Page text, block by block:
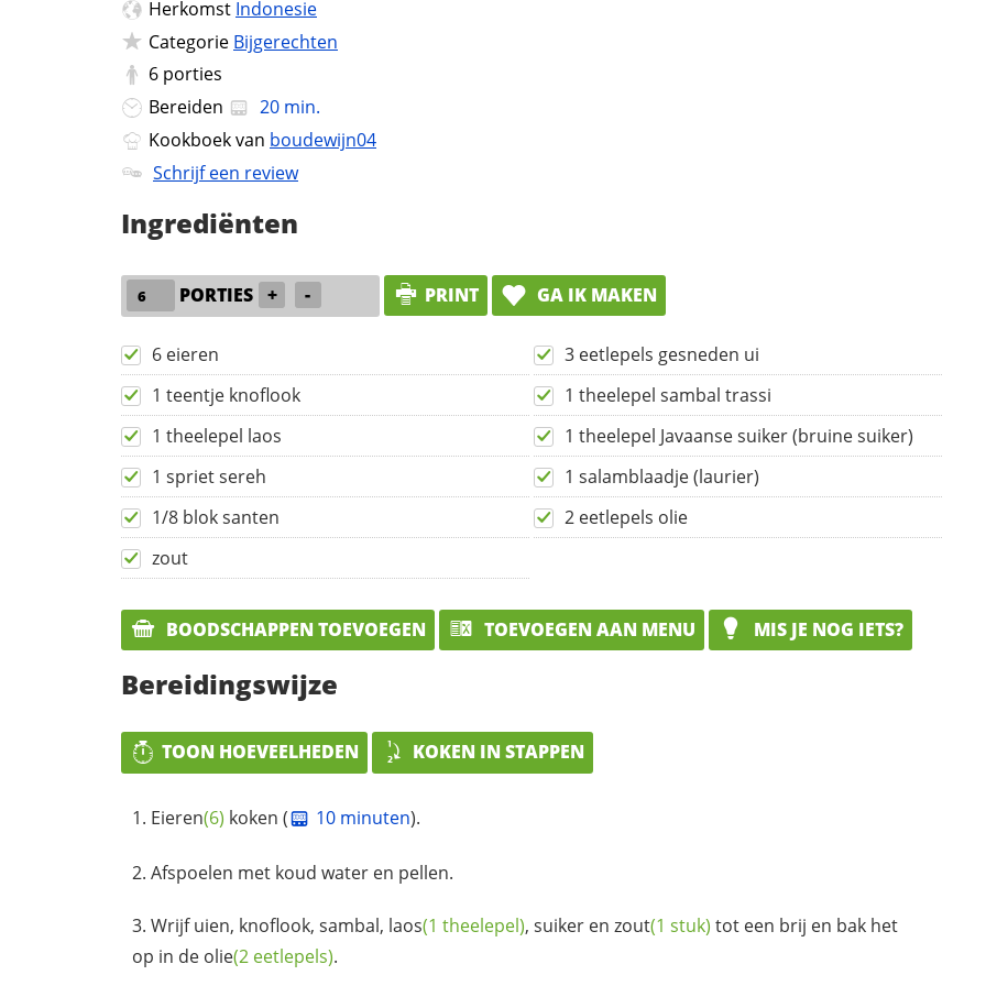
Herkomst Indonesie
Categorie Bijgerechten
6 porties
Bereiden
20 min.
Kookboek van boudewijn04
Schrijf een review
Ingrediënten
PORTIES + - PRINT GA IK MAKEN
6 eieren
3 eetlepels gesneden ui
1 teentje knoflook
1 theelepel sambal trassi
1 theelepel laos
1 theelepel Javaanse suiker (bruine suiker)
1 spriet sereh
1 salamblaadje (laurier)
1/8 blok santen
2 eetlepels olie
zout
BOODSCHAPPEN TOEVOEGEN TOEVOEGEN AAN MENU MIS JE NOG IETS?
Bereidingswijze
TOON HOEVEELHEDEN KOKEN IN STAPPEN
Eieren(6) koken ( 10 minuten).
Afspoelen met koud water en pellen.
Wrijf uien, knoflook, sambal, laos(1 theelepel), suiker en zout(1 stuk) tot een brij en bak het
op in de olie(2 eetlepels).